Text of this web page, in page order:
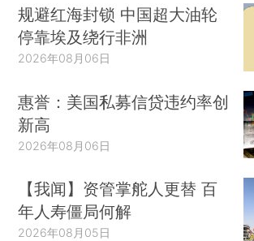
规避红海封锁 中国超大油轮
停靠埃及绕行非洲
2026年08月06日
惠誉：美国私募信贷违约率创
新高
2026年08月06日
【我闻】资管掌舵人更替 百
年人寿僵局何解
2026年08月05日